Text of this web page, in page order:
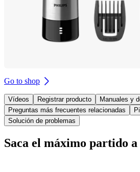
Go to shop
Vídeos Registrar producto
Manuales y
Preguntas más frecuentes relacionadas
Solución de problemas
Saca el máximo partido